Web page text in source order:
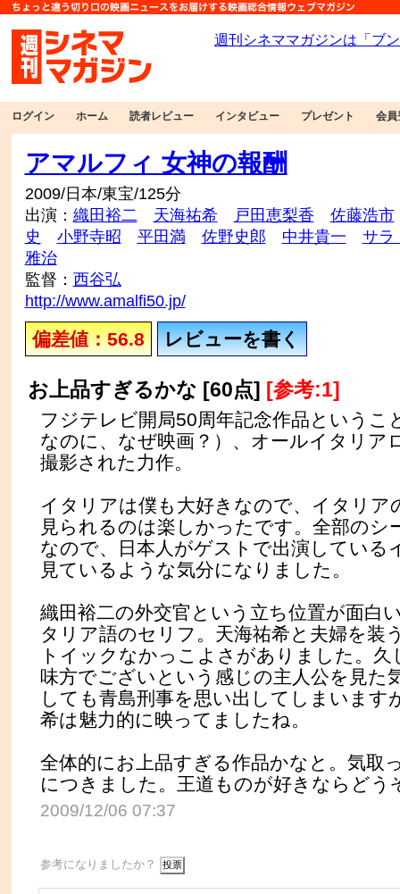
ログイン ホーム 読者レビュー インタビュー プレゼント 会員
アマルフィ 女神の報酬
2009/日本/東宝/125分
出演： 織田裕二 天海祐希 戸田恵梨香
佐藤浩市
史
小野寺昭 平田満 佐野史郎 中井貴一
サラ
雅治
監督： 西谷弘
http://www.amalfi50.jp/
偏差値：56.8 レビューを書く
お上品すぎるかな [60点] [参考:1]
フジテレビ開局50周年記念作品というこ
なのに、なぜ映画？）、オールイタリア
撮影された力作。
イタリアは僕も大好きなので、イタリア
見られるのは楽しかったです。全部のシ
なので、日本人がゲストで出演している
見ているような気分になりました。
織田裕二の外交官という立ち位置が面白
タリア語のセリフ。天海祐希と夫婦を装
トイックなかっこよさがありました。久
味方でございという感じの主人公を見た
しても青島刑事を思い出してしまいます
希は魅力的に映ってましたね。
全体的にお上品すぎる作品かなと。気取
につきました。王道ものが好きならどう
2009/12/06 07:37
参考になりましたか？